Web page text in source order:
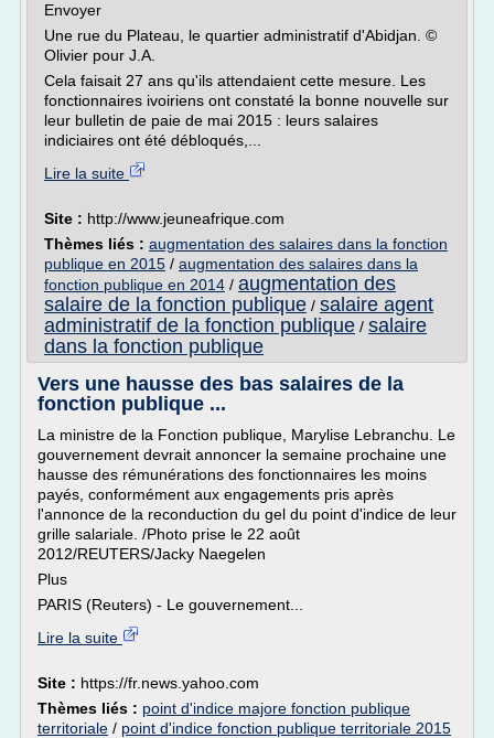
Envoyer
Une rue du Plateau, le quartier administratif d'Abidjan. ©
Olivier pour J.A.
Cela faisait 27 ans qu'ils attendaient cette mesure. Les
fonctionnaires ivoiriens ont constaté la bonne nouvelle sur
leur bulletin de paie de mai 2015 : leurs salaires
indiciaires ont été débloqués,...
Lire la suite
Site : http://www.jeuneafrique.com
Thèmes liés : augmentation des salaires dans la fonction
publique en 2015 / augmentation des salaires dans la
fonction publique en 2014 / augmentation des
salaire de la fonction publique / salaire agent
administratif de la fonction publique / salaire
dans la fonction publique
Vers une hausse des bas salaires de la
fonction publique ...
La ministre de la Fonction publique, Marylise Lebranchu. Le
gouvernement devrait annoncer la semaine prochaine une
hausse des rémunérations des fonctionnaires les moins
payés, conformément aux engagements pris après
l'annonce de la reconduction du gel du point d'indice de leur
grille salariale. /Photo prise le 22 août
2012/REUTERS/Jacky Naegelen
Plus
PARIS (Reuters) - Le gouvernement...
Lire la suite
Site : https://fr.news.yahoo.com
Thèmes liés : point d'indice majore fonction publique
territoriale / point d'indice fonction publique territoriale 2015